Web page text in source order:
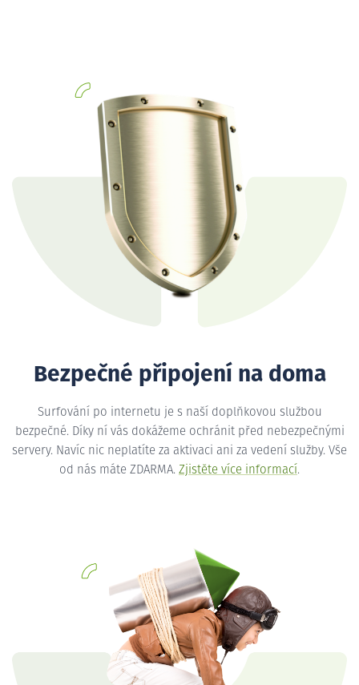
Bezpečné připojení na doma
Surfování po internetu je s naší doplňkovou službou
bezpečné. Díky ní vás dokážeme ochránit před nebezpečnými
servery. Navíc nic neplatíte za aktivaci ani za vedení služby. Vše
od nás máte ZDARMA. Zjistěte více informací.